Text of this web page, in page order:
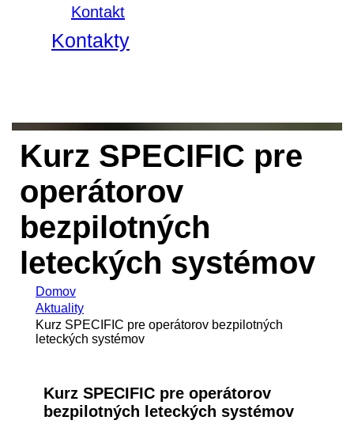
Kontakt
Kontakty
Kurz SPECIFIC pre
operátorov
bezpilotných
leteckých systémov
Domov
Aktuality
Kurz SPECIFIC pre operátorov bezpilotných
leteckých systémov
Kurz SPECIFIC pre operátorov
bezpilotných leteckých systémov